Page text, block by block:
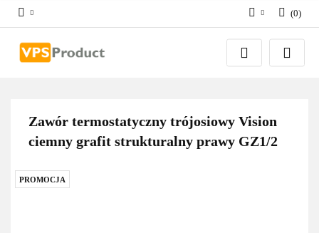
Zaloguj się
Zarejestruj się
(0)
Zawór termostatyczny trójosiowy Vision
ciemny grafit strukturalny prawy GZ1/2
PROMOCJA